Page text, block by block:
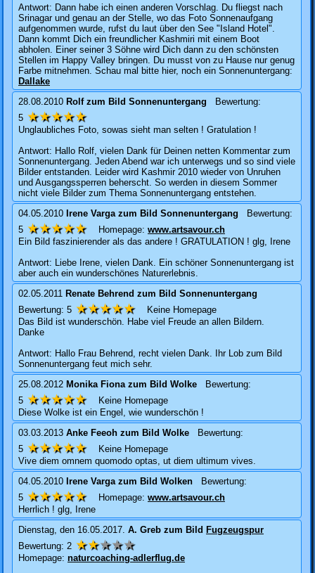
Antwort: Dann habe ich einen anderen Vorschlag. Du fliegst nach
Srinagar und genau an der Stelle, wo das Foto Sonnenaufgang
aufgenommen wurde, rufst du laut über den See "Island Hotel".
Dann kommt Dich ein freundlicher Kashmiri mit einem Boot
abholen. Einer seiner 3 Söhne wird Dich dann zu den schönsten
Stellen im Happy Valley bringen. Du musst von zu Hause nur genug
Farbe mitnehmen. Schau mal bitte hier, noch ein Sonnenuntergang:
Dallake
28.08.2010 Rolfzum Bild Sonnenuntergang Bewertung:
5 ★★★★★
Unglaubliches Foto, sowas sieht man selten ! Gratulation !
Antwort: Hallo Rolf, vielen Dank für Deinen netten Kommentar zum
Sonnenuntergang. Jeden Abend war ich unterwegs und so sind viele
Bilder entstanden. Leider wird Kashmir 2010 wieder von Unruhen
und Ausgangssperren beherscht. So werden in diesem Sommer
nicht viele Bilder zum Thema Sonnenuntergang entstehen.
04.05.2010 Irene Vargazum Bild Sonnenuntergang Bewertung:
5 ★★★★★ Homepage: www.artsavour.ch
Ein Bild faszinierender als das andere ! GRATULATION ! glg, Irene
Antwort: Liebe Irene, vielen Dank. Ein schöner Sonnenuntergang ist
aber auch ein wunderschönes Naturerlebnis.
02.05.2011 Renate Behrend zum Bild Sonnenuntergang
Bewertung: 5 ★★★★★
Keine Homepage
Das Bild ist wunderschön. Habe viel Freude an allen Bildern.
Danke
Antwort: Hallo Frau Behrend, recht vielen Dank. Ihr Lob zum Bild
Sonnenuntergang feut mich sehr.
25.08.2012 Monika Fionazum Bild Wolke Bewertung:
5 ★★★★★
Keine Homepage
Diese Wolke ist ein Engel, wie wunderschön !
03.03.2013 Anke Feeoh zum Bild Wolke Bewertung:
5 ★★★★★
Keine Homepage
Vive diem omnem quomodo optas, ut diem ultimum vives.
04.05.2010 Irene Vargazum Bild Wolken Bewertung:
5 ★★★★★ Homepage: www.artsavour.ch
Herrlich ! glg, Irene
Dienstag, den 16.05.2017. A. Greb zum Bild Fugzeugspur
Bewertung: 2 ★★★★★
Homepage: naturcoaching-adlerflug.de